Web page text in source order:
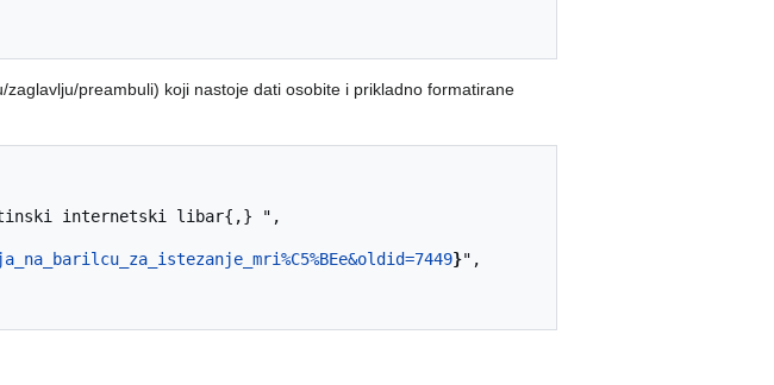
zaglavlju/preambuli) koji nastoje dati osobite i prikladno formatirane
}",